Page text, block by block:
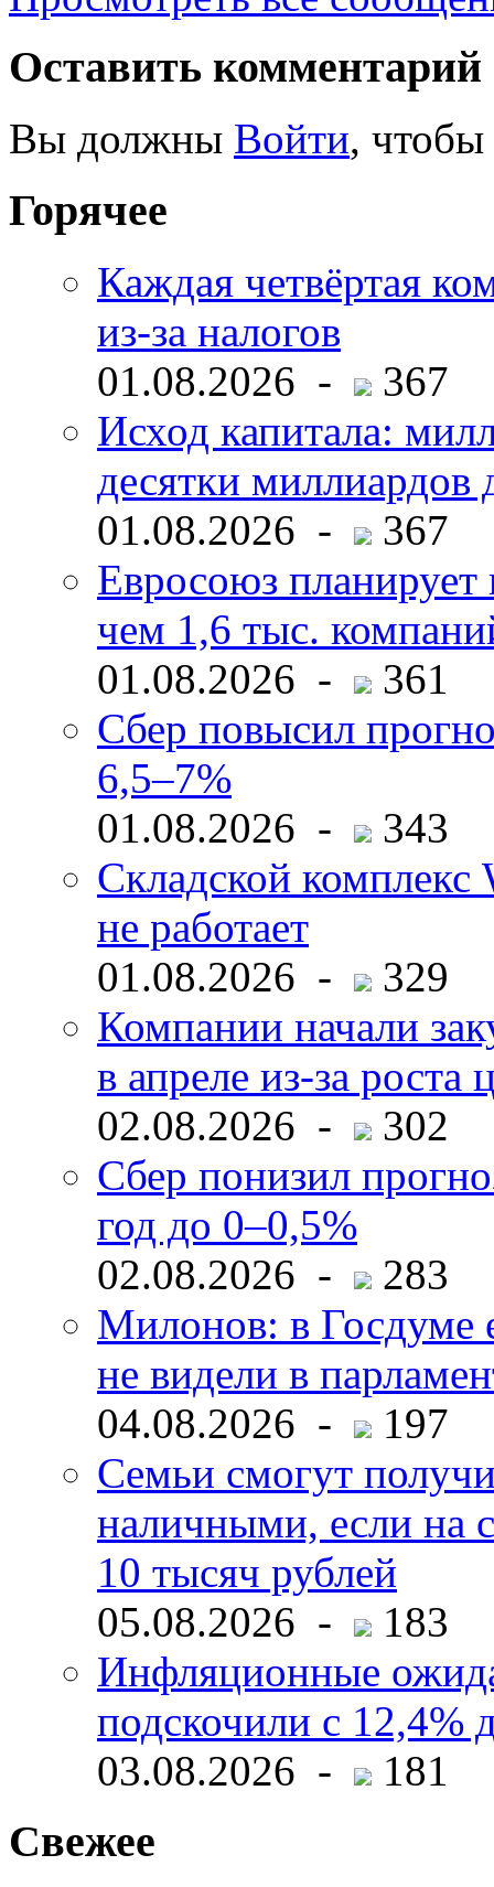
Оставить комментарий
Вы должны Войти, чтобы
Горячее
Каждая четвёртая
из-за налогов
01.08.2026 -
367
Исход капитала:
десятки миллиардов
01.08.2026 -
367
Евросоюз планирует
чем 1,6 тыс.
01.08.2026 -
361
Сбер повысил
6,5–7%
01.08.2026 -
343
Складской комплекс
не работает
01.08.2026 -
329
Компании начали
в апреле из-за роста
02.08.2026 -
302
Сбер понизил
год до 0–0,5%
02.08.2026 -
283
Милонов: в Госдуме
не видели в
04.08.2026 -
197
Семьи смогут
наличными, если на
10 тысяч рублей
05.08.2026 -
183
Инфляционные
подскочили с 12,4%
03.08.2026 -
181
Свежее